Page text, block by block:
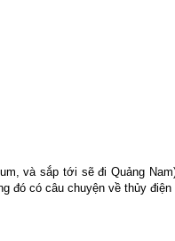
và sắp tới sẽ đi Quảng
đó có câu chuyện về thủy